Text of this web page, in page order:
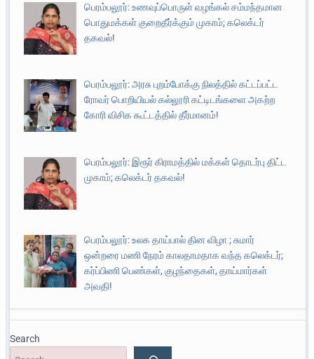
பெரம்பலூர்: உணவுப்பொருள் வழங்கல் சம்மந்தமான
பொதுமக்கள் குறைதீர்க்கும் முகாம்; கலெக்டர்
தகவல்!
பெரம்பலூர்: அரசு புறம்போக்கு நிலத்தில் கட்டப்பட்ட
ரோவர் பொறியியல் கல்லூரி கட்டிடங்களை அகற்ற
கோரி விசிக கூட்டத்தில் தீர்மானம்!
பெரம்பலூர்: இரூர் கிராமத்தில் மக்கள் தொடர்பு திட்ட
முகாம்; கலெக்டர் தகவல்!
பெரம்பலூர்: உலக தாய்பால் தின விழா ; சுமார்
ஒன்றரை மணி நேரம் காலதாமதாக வந்த கலெக்டர்;
கர்ப்பிணி பெண்கள், குழந்தைகள், தாய்மார்கள்
அவதி!
Search